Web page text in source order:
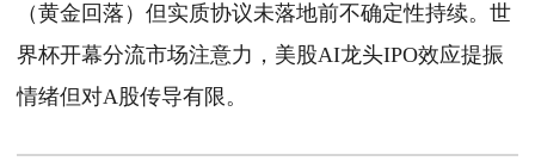
（黄金回落）但实质协议未落地前不确定性持续。世
界杯开幕分流市场注意力，美股AI龙头IPO效应提振
情绪但对A股传导有限。